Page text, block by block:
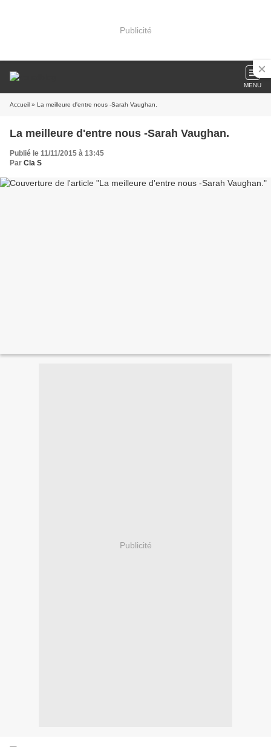
Publicité
MENU
Accueil » La meilleure d'entre nous -Sarah Vaughan.
La meilleure d'entre nous -Sarah Vaughan.
Publié le 11/11/2015 à 13:45
Par Cla S
Publicité